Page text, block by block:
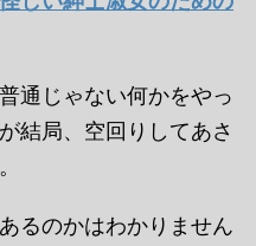
通じゃない何かをやっ
結局、空回りしてあさ
るのかはわかりません